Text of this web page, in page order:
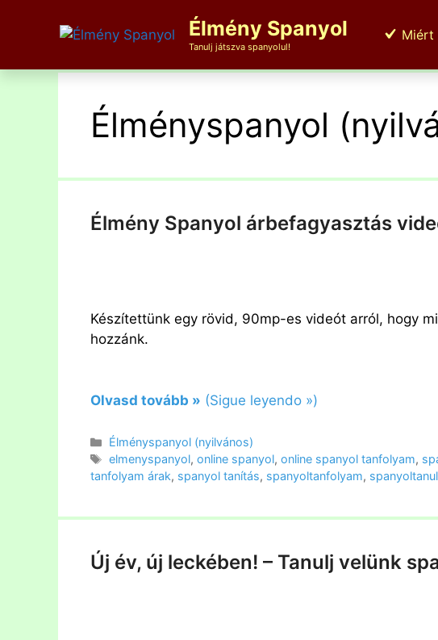
Élmény Spanyol
Tanulj játszva spanyolul!
Miért
Élményspanyol
Élmény Spanyol árbefagyasztás
Készítettünk egy rövid, 90mp-es videót arról, hogy
hozzánk.
Olvasd tovább » (Sigue leyendo »)
Kategória
Élményspanyol (nyilvános)
Címkék
elmenyspanyol,online spanyol,online spanyol tanfolyam,
tanfolyam árak, spanyol tanítás, spanyoltanfolyam,
Új év, új leckében! – Tanulj velünk